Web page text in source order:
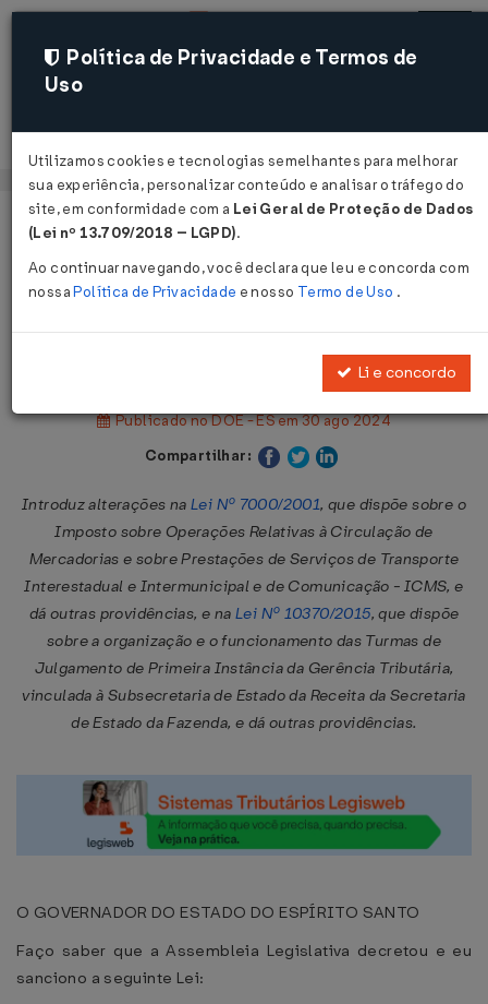
Acessar
Página Inicial
Legislações
Lei Nº 12202 DE 29/08/2024
Publicado no DOE - ES em 30 ago 2024
Compartilhar:
Introduz alterações na Lei Nº 7000/2001, que dispõe sobre o
Imposto sobre Operações Relativas à Circulação de
Mercadorias e sobre Prestações de Serviços de Transporte
Interestadual e Intermunicipal e de Comunicação - ICMS, e
dá outras providências, e na Lei Nº 10370/2015, que dispõe
sobre a organização e o funcionamento das Turmas de
Julgamento de Primeira Instância da Gerência Tributária,
vinculada à Subsecretaria de Estado da Receita da Secretaria
de Estado da Fazenda, e dá outras providências.
O GOVERNADOR DO ESTADO DO ESPÍRITO SANTO
Faço saber que a Assembleia Legislativa decretou e eu
sanciono a seguinte Lei:
Política de Privacidade e Termos de
Uso
Utilizamos cookies e tecnologias semelhantes para melhorar
sua experiência, personalizar conteúdo e analisar o tráfego do
site, em conformidade com a Lei Geral de Proteção de Dados
(Lei nº 13.709/2018 – LGPD).
Ao continuar navegando, você declara que leu e concorda com
nossaPolítica de Privacidade e nosso Termo de Uso .
Li e concordo